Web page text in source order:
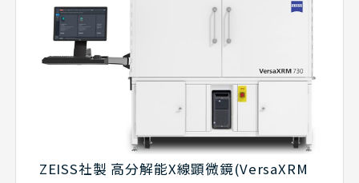
ZEISS社製 高分解能X線顕微鏡(VersaXRM